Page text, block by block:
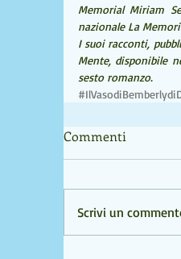
Memorial Miriam
nazionale La
I suoi racconti,
Mente, disponibile
sesto romanzo.
Commenti
Scrivi un